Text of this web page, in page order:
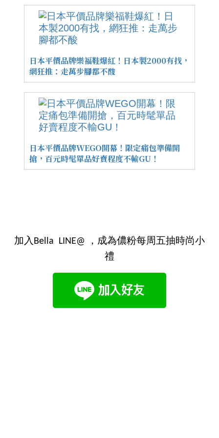
日本平價品牌樂福鞋爆紅！日本製2000有找，
網狂推：走萬步腳都不酸
日本平價品牌WEGO開幕！限定痛包準備開
搶，百元時髦單品好賣程度不輸GU！
加入Bella LINE@ ，成為儂粉每周五抽時尚小
禮